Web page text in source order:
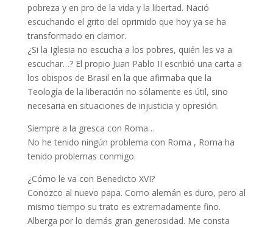
pobreza y en pro de la vida y la libertad. Nació
escuchando el grito del oprimido que hoy ya se ha
transformado en clamor.
¿Si la Iglesia no escucha a los pobres, quién les va a
escuchar…? El propio Juan Pablo II escribió una carta a
los obispos de Brasil en la que afirmaba que la
Teología de la liberación no sólamente es útil, sino
necesaria en situaciones de injusticia y opresión.
Siempre a la gresca con Roma…
No he tenido ningún problema con Roma , Roma ha
tenido problemas conmigo.
¿Cómo le va con Benedicto XVI?
Conozco al nuevo papa. Como alemán es duro, pero al
mismo tiempo su trato es extremadamente fino.
Alberga por lo demás gran generosidad. Me consta